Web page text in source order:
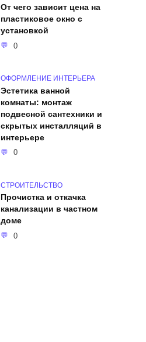
От чего зависит цена на
пластиковое окно с
установкой
0
ОФОРМЛЕНИЕ ИНТЕРЬЕРА
Эстетика ванной
комнаты: монтаж
подвесной сантехники и
скрытых инсталляций в
интерьере
0
СТРОИТЕЛЬСТВО
Прочистка и откачка
канализации в частном
доме
0